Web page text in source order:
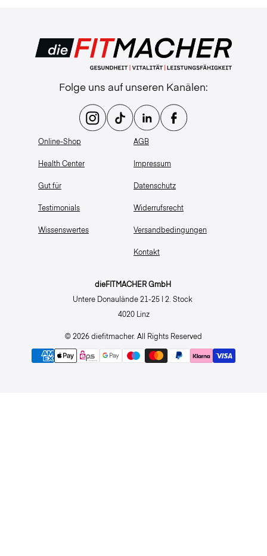
Folge uns auf unseren Kanälen:
Online-Shop
Health Center
Gut für
Testimonials
Wissenswertes
AGB
Impressum
Datenschutz
Widerrufsrecht
Versandbedingungen
Kontakt
dieFITMACHER GmbH
Untere Donaulände 21-25 | 2. Stock
4020 Linz
© 2026 diefitmacher. All Rights Reserved